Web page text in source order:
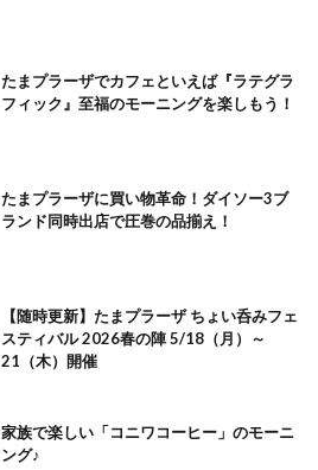
たまプラーザでカフェといえば『ラテグラ
フィック』至福のモーニングを楽しもう！
たまプラーザに買い物革命！ダイソー3ブ
ランド同時出店で圧巻の品揃え！
【随時更新】たまプラーザ ちょい呑みフェ
スティバル 2026春の陣 5/18（月）～
21（木）開催
家族で楽しい「コニワコーヒー」のモーニ
ング♪